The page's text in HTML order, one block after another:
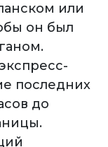
или
он был
последних
до